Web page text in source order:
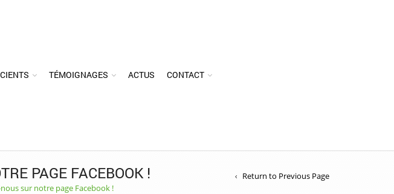
TÉMOIGNAGES ACTUS CONTACT
PAGE FACEBOOK !
sur notre page Facebook !
Return to Previous Page